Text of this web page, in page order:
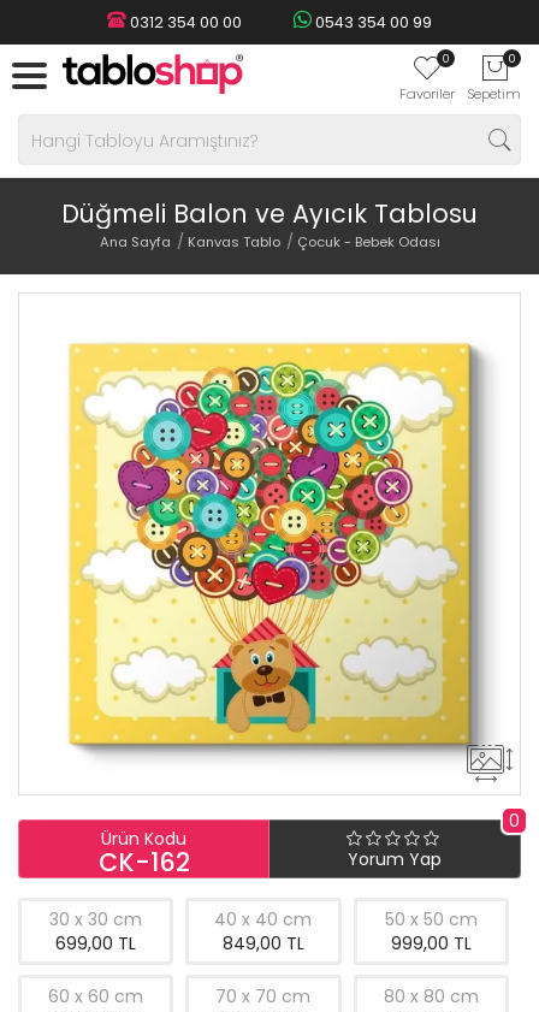
0312 354 00 00 0543 354 00 99
0
Favoriler
0
Sepetim
Düğmeli Balon ve Ayıcık Tablosu
Ana Sayfa Kanvas Tablo Çocuk - Bebek Odası
Ürün Kodu
CK-162
0
Yorum Yap
30 x 30 cm
699,00 TL
40 x 40 cm
849,00 TL
50 x 50 cm
999,00 TL
60 x 60 cm
70 x 70 cm
80 x 80 cm